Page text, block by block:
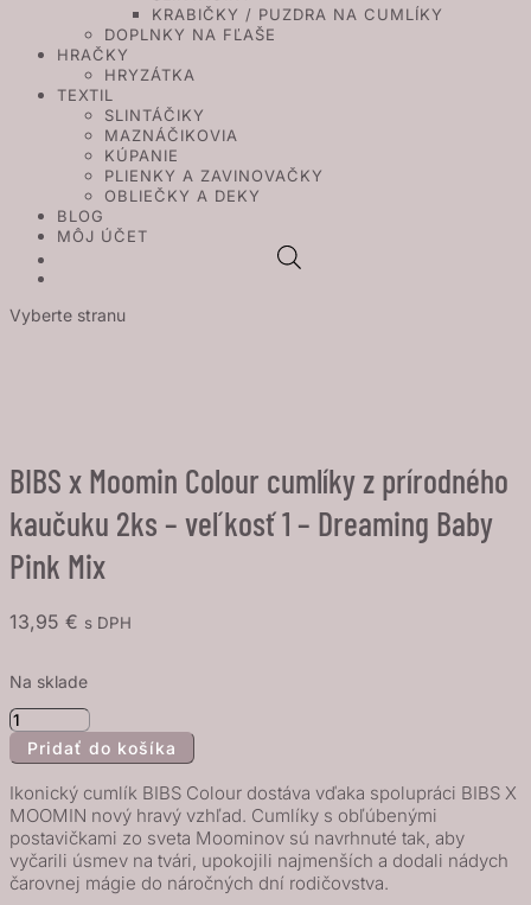
KRABIČKY / PUZDRA NA CUMLÍKY
DOPLNKY NA FĽAŠE
HRAČKY
HRYZÁTKA
TEXTIL
SLINTÁČIKY
MAZNÁČIKOVIA
KÚPANIE
PLIENKY A ZAVINOVAČKY
OBLIEČKY A DEKY
BLOG
MÔJ ÚČET
Vyberte stranu
BIBS x Moomin Colour cumlíky z prírodného
kaučuku 2ks – veľkosť 1 – Dreaming Baby
Pink Mix
13,95 € s DPH
Na sklade
množstvo
BIBS
Moomin
Colour
cumlíky
Pridať do košíka
Ikonický cumlík BIBS Colour dostáva vďaka spolupráci BIBS X
MOOMIN nový hravý vzhľad. Cumlíky s obľúbenými
postavičkami zo sveta Moominov sú navrhnuté tak, aby
vyčarili úsmev na tvári, upokojili najmenších a dodali nádych
čarovnej mágie do náročných dní rodičovstva.